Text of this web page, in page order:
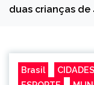
duas crianças de
Brasil CIDADES